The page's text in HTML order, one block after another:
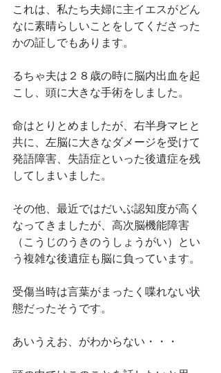
これは、私たち夫婦に主イエスがどん
なに素晴らしいことをしてくださった
かの証しでもあります。
るちゃ夫は２８歳の時に脳内出血を起
こし、頭に大きな手術をしました。
命はとりとめましたが、右半身マヒと
共に、左脳に大きなダメージを受けて
発語障害、失語症といった後遺症を残
してしまいました。
その他、最近ではだいぶ認知度が高く
なってきましたが、高次脳機能障害
（こうじのうきのうしょうがい）とい
う複雑な後遺症も脳に負っています。
受傷当時は言葉がまったく喋れない状
態だったそうです。
あいうえお、がわからない・・・